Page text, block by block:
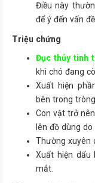
Điều này
để ý đến vấn
Triệu chứng
Đục thủy tinh
khi chó đang
Xuất hiện
bên trong
Con vật trở
lên đồ dùng
Thường xuyên
Xuất hiện dấu
mắt.